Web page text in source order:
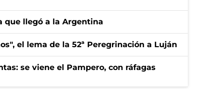
que llegó a la Argentina
el lema de la 52ª Peregrinación a Luján
se viene el Pampero, con ráfagas